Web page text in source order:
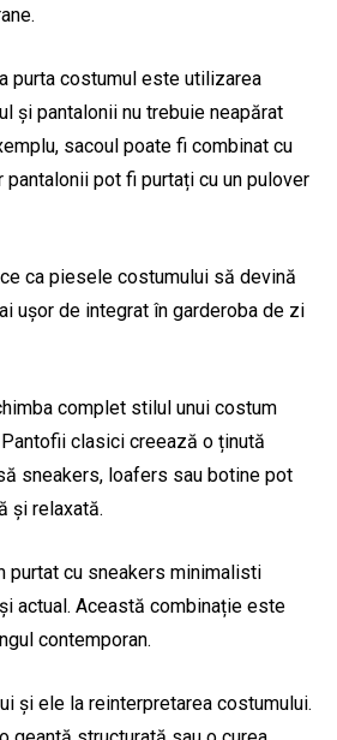
purta costumul este utilizarea
și pantalonii nu trebuie neapărat
sacoul poate fi combinat cu
pantalonii pot fi purtați cu un pulover
ca piesele costumului să devină
ușor de integrat în garderoba de zi
complet stilul unui costum
clasici creează o ținută
sneakers, loafers sau botine pot
și relaxată.
purtat cu sneakers minimalisti
actual. Această combinație este
contemporan.
și ele la reinterpretarea costumului.